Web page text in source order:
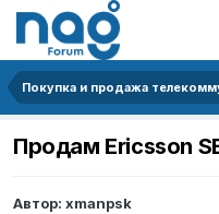
Продам Ericsson
Автор: xmanpsk